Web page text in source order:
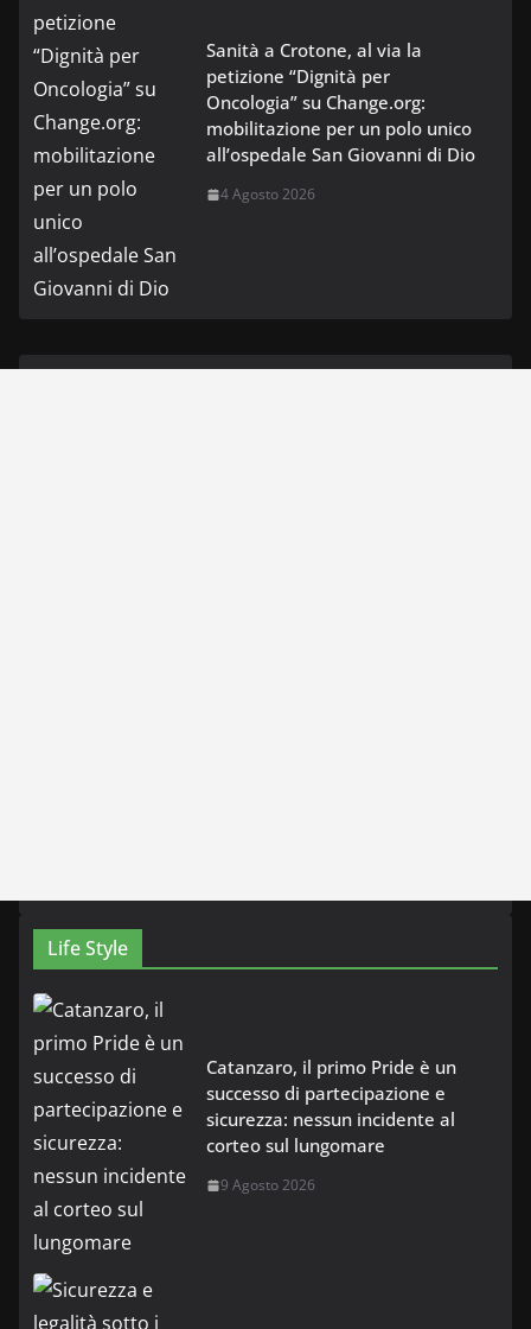
Sanità a Crotone, al via la
petizione “Dignità per
Oncologia” su Change.org:
mobilitazione per un polo unico
all’ospedale San Giovanni di Dio
4 Agosto 2026
Life Style
Catanzaro, il primo Pride è un
successo di partecipazione e
sicurezza: nessun incidente al
corteo sul lungomare
9 Agosto 2026